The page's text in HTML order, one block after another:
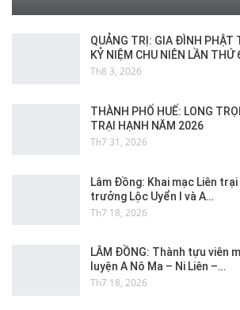
QUẢNG TRỊ: GIA ĐÌNH PHẬT
KỶ NIỆM CHU NIÊN LẦN THỨ
Th8 3, 2026
THÀNH PHỐ HUẾ: LONG
TRẠI HẠNH NĂM 2026
Th7 31, 2026
Lâm Đồng: Khai mạc Liên
trưởng Lộc Uyển I và A…
Th7 18, 2026
LÂM ĐỒNG: Thành tựu viên
luyện A Nô Ma – Ni Liên –…
Th7 18, 2026